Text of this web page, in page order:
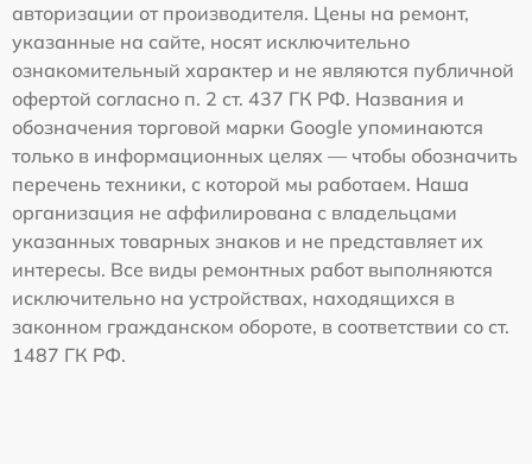
авторизации от производителя. Цены на ремонт,
указанные на сайте, носят исключительно
ознакомительный характер и не являются публичной
офертой согласно п. 2 ст. 437 ГК РФ. Названия и
обозначения торговой марки Google упоминаются
только в информационных целях — чтобы обозначить
перечень техники, с которой мы работаем. Наша
организация не аффилирована с владельцами
указанных товарных знаков и не представляет их
интересы. Все виды ремонтных работ выполняются
исключительно на устройствах, находящихся в
законном гражданском обороте, в соответствии со ст.
1487 ГК РФ.